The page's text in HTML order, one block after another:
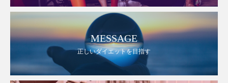
MESSAGE
正しいダイエットを目指す